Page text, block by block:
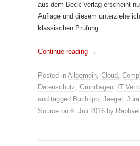
aus dem Beck-Verlag erscheint
Auflage und diesem unterziehe
klassischen Prüfung.
Continue reading →
Posted in Allgemein, Cloud,
Datenschutz, Grundlagen, IT
and tagged Buchtipp, Jaeger, Jura
Source on 8. Juli 2016 by Raphael